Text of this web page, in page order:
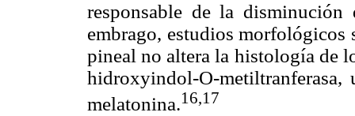
responsable de la
embrago, estudios
pineal no altera la histología de
hidroxyindol-O-metiltranferasa,
melatonina.16,17